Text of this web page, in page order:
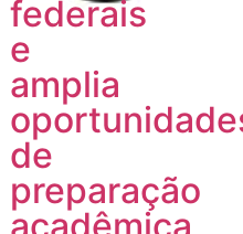
federais
e
amplia
de
preparação